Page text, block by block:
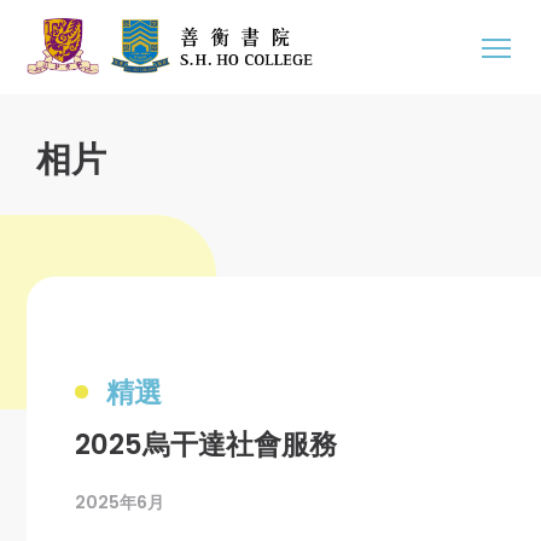
相片
精選
2025烏干達社會服務
2025年6月